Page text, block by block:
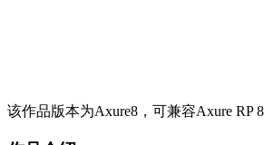
该作品版本为Axure8，可兼容Axure RP